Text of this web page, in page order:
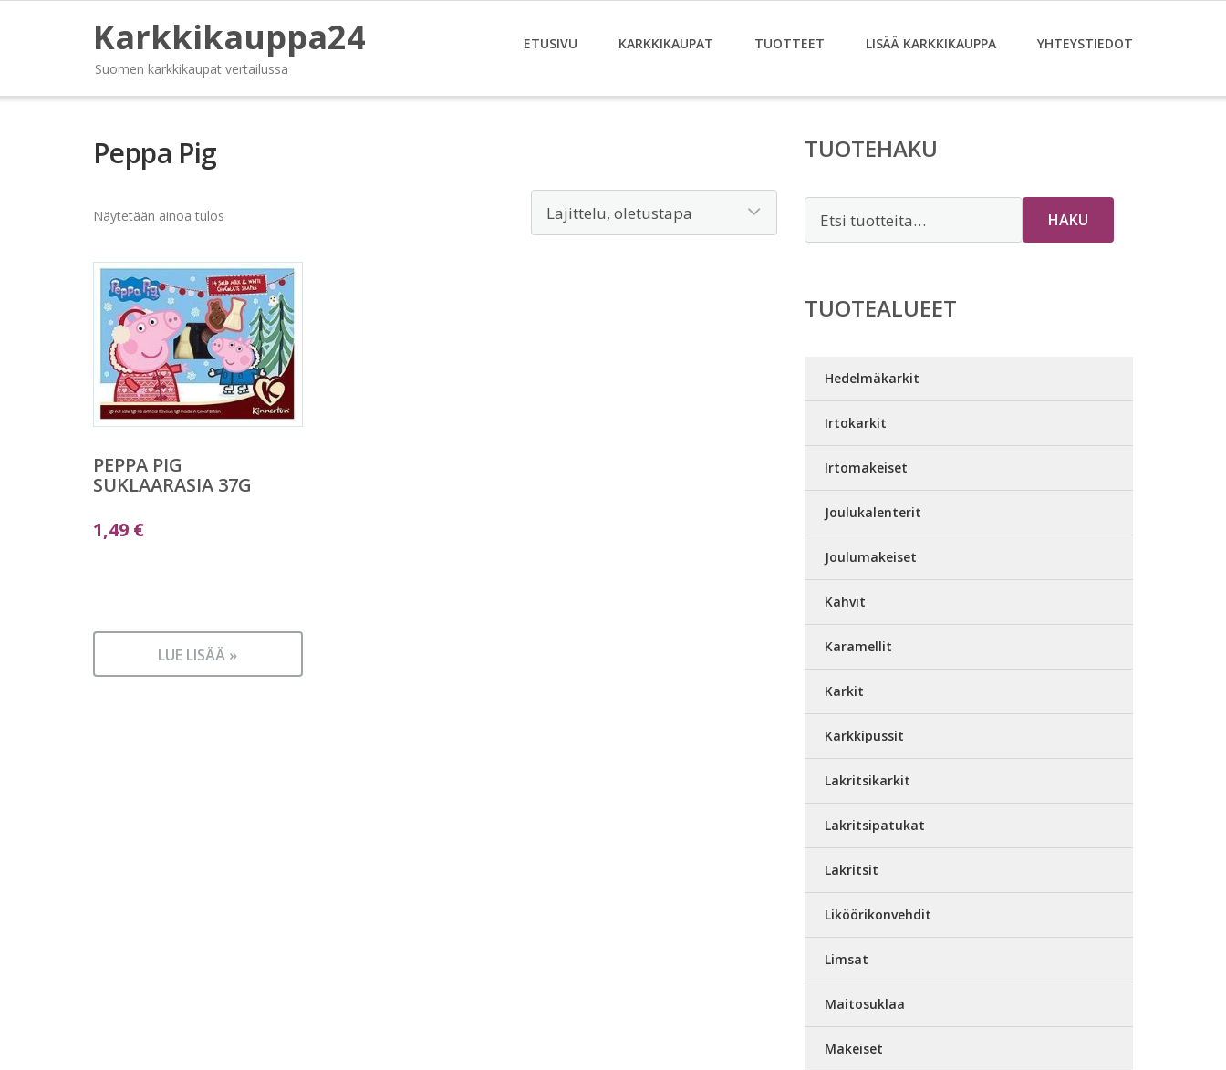
Karkkikauppa24
Suomen karkkikaupat vertailussa
ETUSIVU KARKKIKAUPAT TUOTTEET LISÄÄ KARKKIKAUPPA YHTEYSTIEDOT
Peppa Pig
Näytetään ainoa tulos
PEPPA PIG
SUKLAARASIA 37G
1,49 €
LUE LISÄÄ »
TUOTEHAKU
HAKU
TUOTEALUEET
Hedelmäkarkit
Irtokarkit
Irtomakeiset
Joulukalenterit
Joulumakeiset
Kahvit
Karamellit
Karkit
Karkkipussit
Lakritsikarkit
Lakritsipatukat
Lakritsit
Liköörikonvehdit
Limsat
Maitosuklaa
Makeiset